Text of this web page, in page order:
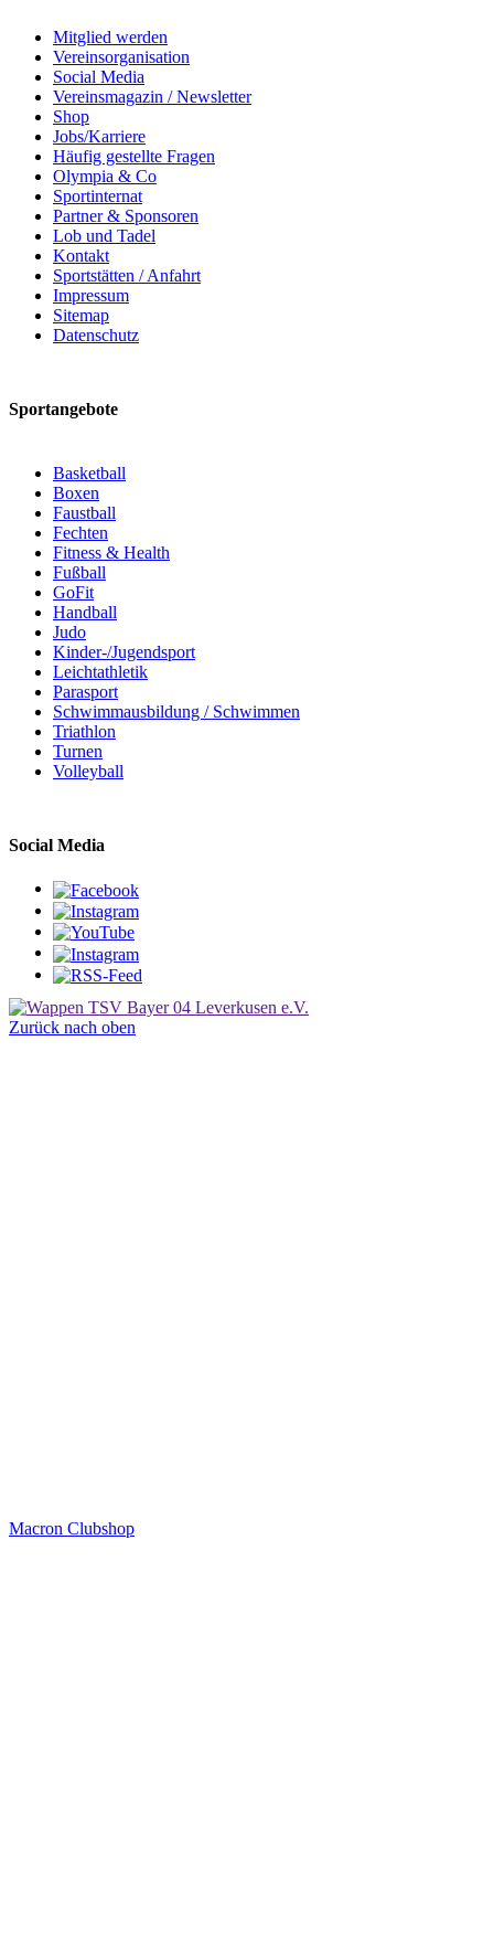
Mitglied werden
Vereinsorganisation
Social Media
Vereinsmagazin / Newsletter
Shop
Jobs/Karriere
Häufig gestellte Fragen
Olympia & Co
Sportinternat
Partner & Sponsoren
Lob und Tadel
Kontakt
Sportstätten / Anfahrt
Impressum
Sitemap
Datenschutz
Sportangebote
Basketball
Boxen
Faustball
Fechten
Fitness & Health
Fußball
GoFit
Handball
Judo
Kinder-/Jugendsport
Leichtathletik
Parasport
Schwimmausbildung / Schwimmen
Triathlon
Turnen
Volleyball
Social Media
Zurück nach oben
Macron Clubshop